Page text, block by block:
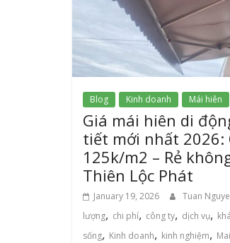
Blog Kinh doanh Mái hiên
Giá mái hiên di
tiết mới nhất 2026:
125k/m2 – Rẻ
Thiên Lộc Phát
January 19, 2026 Tuan
lượng, chi phí, công ty, dịch vụ,
sống, Kinh doanh, kinh nghiệm,